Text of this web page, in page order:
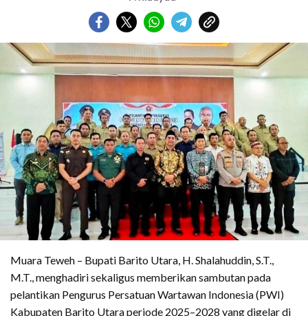
Muara Teweh – Bupati Barito Utara, H. Shalahuddin, S.T.,
M.T., menghadiri sekaligus memberikan sambutan pada
pelantikan Pengurus Persatuan Wartawan Indonesia (PWI)
Kabupaten Barito Utara periode 2025–2028 yang digelar di